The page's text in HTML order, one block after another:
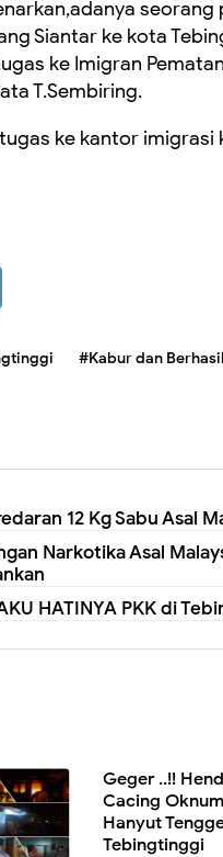
seorang
Siantar ke kota
ke Imigran
T.Sembiring.
ke kantor
#Kabur dan
12 Kg Sabu Asal
Narkotika Asal
HATINYA PKK di
Geger ..!!
Cacing
Hanyut
Tebingtinggi